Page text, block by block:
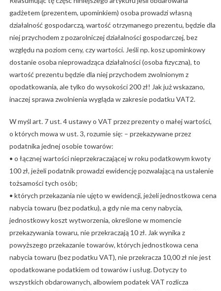
gadżetem (prezentem, upominkiem) osoba prowadzi własną
działalność gospodarczą, wartość otrzymanego prezentu, będzie dla
niej przychodem z pozarolniczej działalności gospodarczej, bez
względu na poziom ceny, czy wartości. Jeśli np. kosz upominkowy
dostanie osoba nieprowadząca działalności (osoba fizyczna), to
wartość prezentu będzie dla niej przychodem zwolnionym z
opodatkowania, ale tylko do wysokości 200 zł! Jak już wskazano,
inaczej sprawa zwolnienia wygląda w zakresie podatku VAT2.
W myśl art. 7 ust. 4 ustawy o VAT przez prezenty o małej wartości,
o których mowa w ust. 3, rozumie się: – przekazywane przez
podatnika jednej osobie towarów:
• o łącznej wartości nieprzekraczającej w roku podatkowym kwoty
100 zł, jeżeli podatnik prowadzi ewidencję pozwalającą na ustalenie
tożsamości tych osób;
• których przekazania nie ujęto w ewidencji, jeżeli jednostkowa cena
nabycia towaru (bez podatku), a gdy nie ma ceny nabycia,
jednostkowy koszt wytworzenia, określone w momencie
przekazywania towaru, nie przekraczają 10 zł. Jak wynika z
powyższego przekazanie towarów, których jednostkowa cena
nabycia towaru (bez podatku VAT), nie przekracza 10,00 zł nie jest
opodatkowane podatkiem od towarów i usług. Dotyczy to
wszystkich obdarowanych, albowiem podatek VAT rozlicza